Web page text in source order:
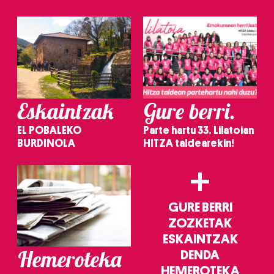
Eskaintzak
EL POBALEKO
BURDINOLA
Gure berri.
Parte hartu 33. Lilatoian
HITZA taldearekin!
Hemeroteka
+
GURE BERRI
ZOZKETAK
ESKAINTZAK
DENDA
HEMEROTEKA